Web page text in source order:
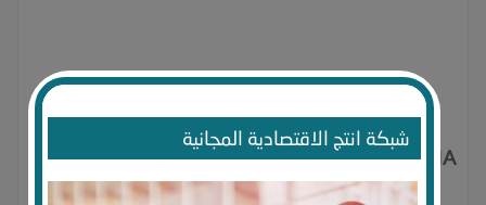
شبكة انتج الاقتصادية المجانية
INNOVATIVE-PLATFORM-IN-SAUDI-ARABIA لم
ينشر أي منشور بعد.